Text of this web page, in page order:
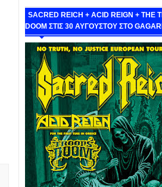
SACRED REICH + ACID REIGN + THE
DOOM ΣΤΙΣ 30 ΑΥΓΟΥΣΤΟΥ ΣΤΟ